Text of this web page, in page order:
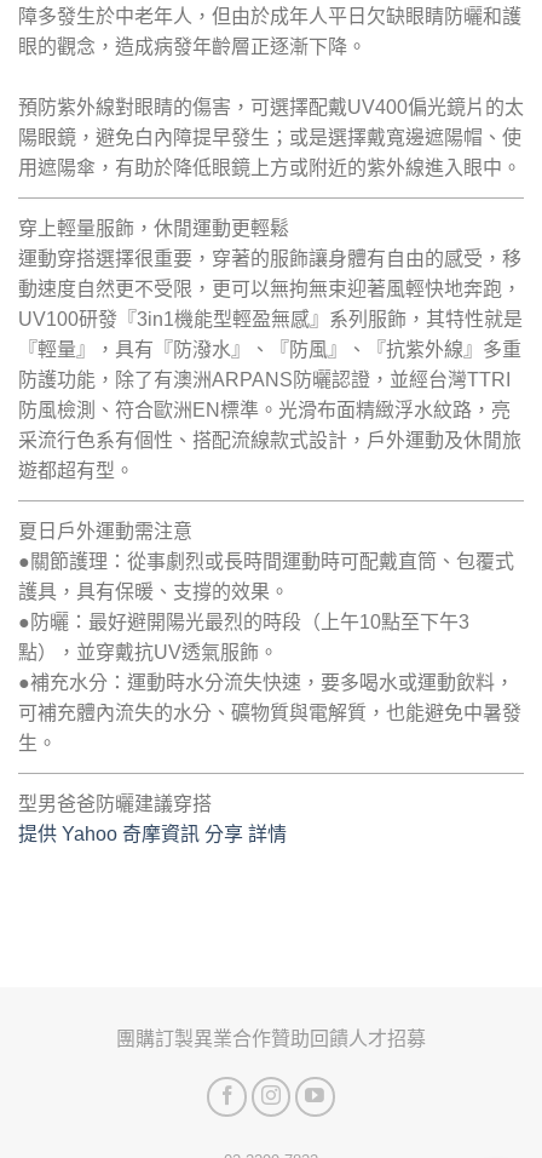
障多發生於中老年人，但由於成年人平日欠缺眼睛防曬和護
眼的觀念，造成病發年齡層正逐漸下降。
預防紫外線對眼睛的傷害，可選擇配戴UV400偏光鏡片的太
陽眼鏡，避免白內障提早發生；或是選擇戴寬邊遮陽帽、使
用遮陽傘，有助於降低眼鏡上方或附近的紫外線進入眼中。
穿上輕量服飾，休閒運動更輕鬆
運動穿搭選擇很重要，穿著的服飾讓身體有自由的感受，移
動速度自然更不受限，更可以無拘無束迎著風輕快地奔跑，
UV100研發『3in1機能型輕盈無感』系列服飾，其特性就是
『輕量』，具有『防潑水』、『防風』、『抗紫外線』多重
防護功能，除了有澳洲ARPANS防曬認證，並經台灣TTRI
防風檢測、符合歐洲EN標準。光滑布面精緻浮水紋路，亮
采流行色系有個性、搭配流線款式設計，戶外運動及休閒旅
遊都超有型。
夏日戶外運動需注意
●關節護理：從事劇烈或長時間運動時可配戴直筒、包覆式
護具，具有保暖、支撐的效果。
●防曬：最好避開陽光最烈的時段（上午10點至下午3
點），並穿戴抗UV透氣服飾。
●補充水分：運動時水分流失快速，要多喝水或運動飲料，
可補充體內流失的水分、礦物質與電解質，也能避免中暑發
生。
型男爸爸防曬建議穿搭
提供 Yahoo 奇摩資訊 分享 詳情
團購訂製異業合作贊助回饋人才招募